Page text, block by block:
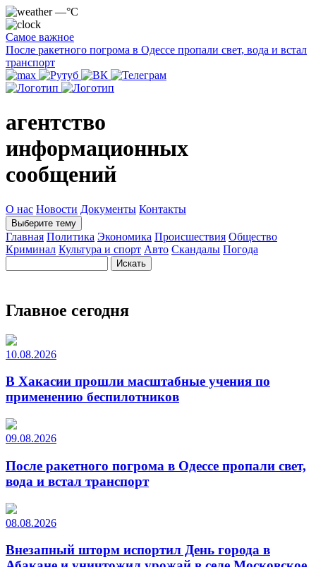
—°C
Самое важное
После ракетного погрома в Одессе пропали свет, вода и встал
транспорт
агентство
информационных
сообщений
О нас Новости Документы Контакты
Выберите тему
Главная Политика Экономика Происшествия Общество
Криминал Культура и спорт Авто Скандалы Погода
Главное сегодня
10.08.2026
В Хакасии прошли масштабные учения по
применению беспилотников
09.08.2026
После ракетного погрома в Одессе пропали свет,
вода и встал транспорт
08.08.2026
Внезапный шторм испортил День города в